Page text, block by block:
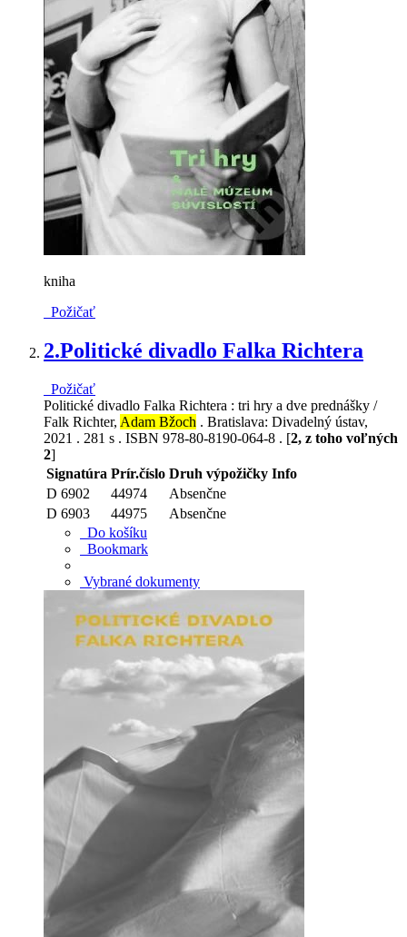
kniha
Požičať
2.Politické divadlo Falka Richtera
Požičať
Politické divadlo Falka Richtera : tri hry a dve prednášky /
Falk Richter, Adam Bžoch . Bratislava: Divadelný ústav,
2021 . 281 s . ISBN 978-80-8190-064-8 . [2, z toho voľných
2]
Signatúra Prír.číslo Druh výpožičky Info
D 6902
44974
Absenčne
D 6903
44975
Absenčne
Do košíku
Bookmark
Vybrané dokumenty